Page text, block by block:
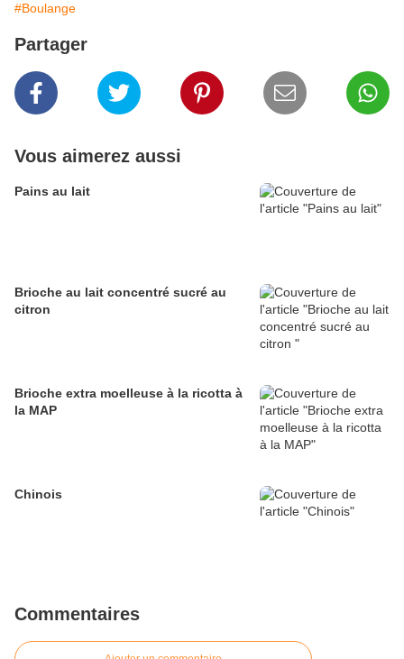
#Boulange
Partager
Vous aimerez aussi
Pains au lait
Brioche au lait concentré sucré au
citron
Brioche extra moelleuse à la ricotta à
la MAP
Chinois
Commentaires